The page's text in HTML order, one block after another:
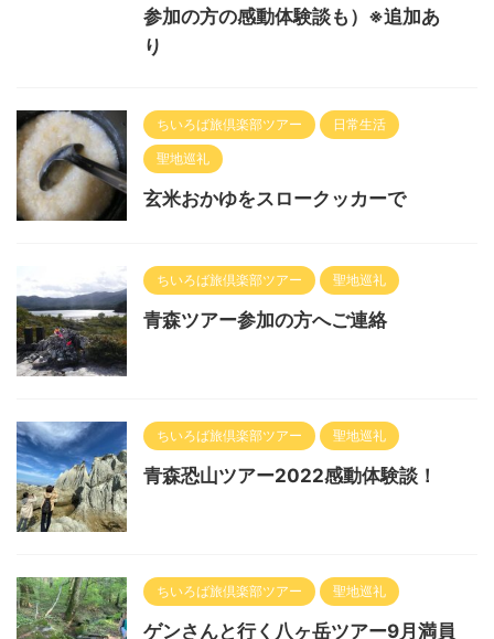
参加の方の感動体験談も）※追加あ
り
ちいろば旅倶楽部ツアー 日常生活
聖地巡礼
玄米おかゆをスロークッカーで
ちいろば旅倶楽部ツアー 聖地巡礼
青森ツアー参加の方へご連絡
ちいろば旅倶楽部ツアー 聖地巡礼
青森恐山ツアー2022感動体験談！
ちいろば旅倶楽部ツアー 聖地巡礼
ゲンさんと行く八ヶ岳ツアー9月満員